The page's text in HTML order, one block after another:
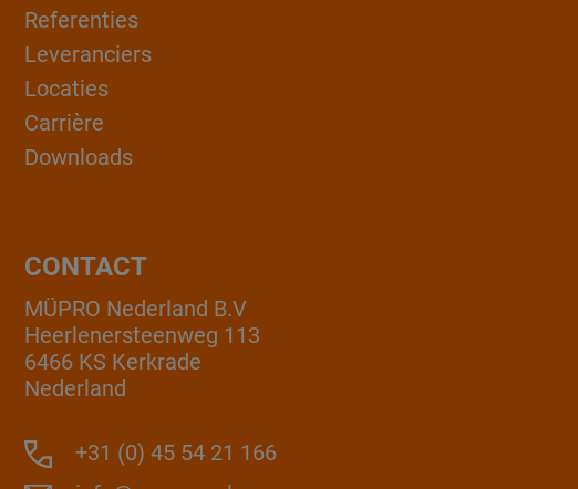
Referenties
Leveranciers
Locaties
Carrière
Downloads
CONTACT
MÜPRO Nederland B.V
Heerlenersteenweg 113
6466 KS Kerkrade
Nederland
+31 (0) 45 54 21 166